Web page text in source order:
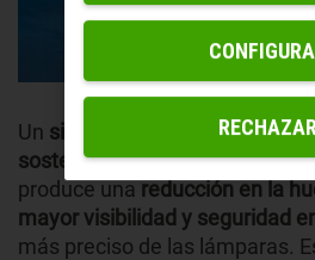
Un sistema de alumbrado
sostenible, como el que
produce unareducción en la
mayor visibilidad y seguridad
más preciso de las lámparas.
RECHAZAR